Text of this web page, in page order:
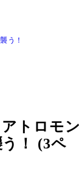
う！
トロモン
！ (3ペ